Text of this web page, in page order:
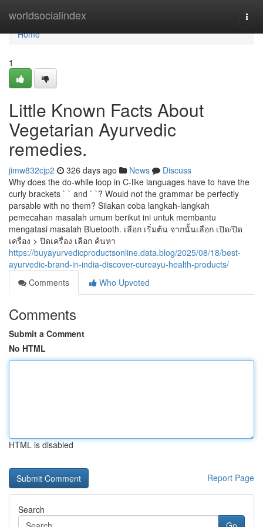
worldsocialindex
Home
Home
1
Little Known Facts About
Vegetarian Ayurvedic
remedies.
jimw832cjp2 326 days ago News
Discuss
Why does the do-while loop in C-like languages have to have the
curly brackets ` ` and ` `? Would not the grammar be perfectly
parsable with no them? Silakan coba langkah-langkah
pemecahan masalah umum berikut ini untuk membantu
mengatasi masalah Bluetooth. เลือก เริ่มต้น จากนั้นเลือก เปิด/ปิด
เครื่อง > ปิดเครื่อง เลือก ค้นหา
https://buyayurvedicproductsonline.data.blog/2025/08/18/best-
ayurvedic-brand-in-india-discover-cureayu-health-products/
Comments
Who Upvoted
Comments
Submit a Comment
No HTML
HTML is disabled
Report Page
Search